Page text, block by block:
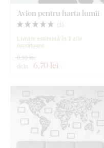
Avion pentru harta lumii
( 1 )
Livrare estimată în 3 zile
lucrătoare
de la 6,70 lei
8,90 lei